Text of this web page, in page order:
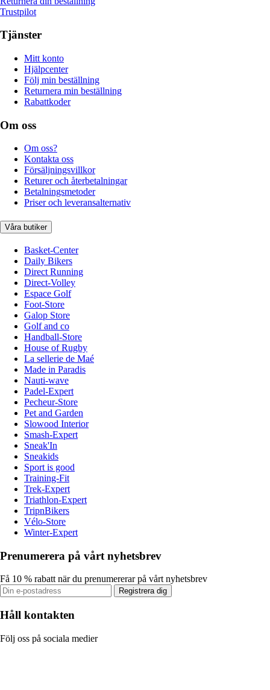
Trustpilot
Tjänster
Mitt konto
Hjälpcenter
Följ min beställning
Returnera min beställning
Rabattkoder
Om oss
Om oss?
Kontakta oss
Försäljningsvillkor
Returer och återbetalningar
Betalningsmetoder
Priser och leveransalternativ
Våra butiker
Basket-Center
Daily Bikers
Direct Running
Direct-Volley
Espace Golf
Foot-Store
Galop Store
Golf and co
Handball-Store
House of Rugby
La sellerie de Maé
Made in Paradis
Nauti-wave
Padel-Expert
Pecheur-Store
Pet and Garden
Slowood Interior
Smash-Expert
Sneak'In
Sneakids
Sport is good
Training-Fit
Trek-Expert
Triathlon-Expert
TripnBikers
Vélo-Store
Winter-Expert
Prenumerera på vårt nyhetsbrev
Få 10 % rabatt när du prenumererar på vårt nyhetsbrev
Registrera dig
Håll kontakten
Följ oss på sociala medier